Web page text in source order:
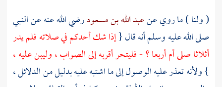
( ولنا ) ما روي عنعبد الله بن مسعودرضي الله عنه عن النبي
صلى الله عليه وسلم أنه قال {إذا شك أحدكم في صلاته فلم يدر
أثلاثا صلى أم أربعا ؟ - فليتحر أقربه إلى الصواب ، وليبن عليه ،
} ولأنه تعذر عليه الوصول إلى ما اشتبه عليه بدليل من الدلائل ،